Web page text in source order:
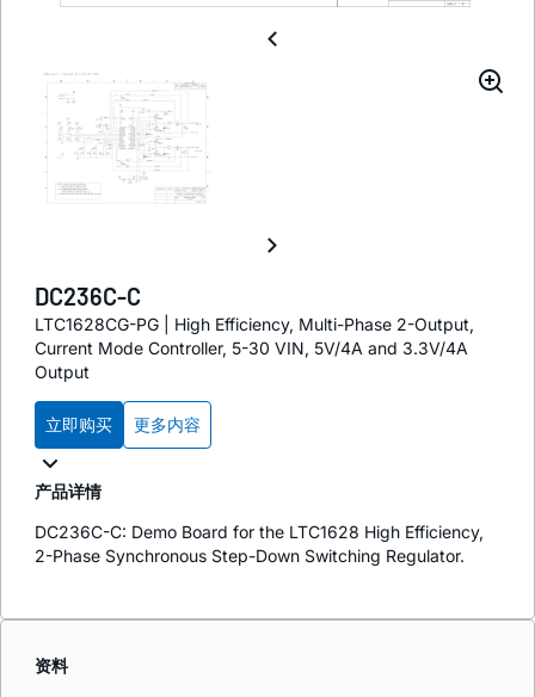
DC236C-C
LTC1628CG-PG | High Efficiency, Multi-Phase 2-Output,
Current Mode Controller, 5-30 VIN, 5V/4A and 3.3V/4A
Output
立即购买 更多内容
产品详情
DC236C-C: Demo Board for the LTC1628 High Efficiency,
2-Phase Synchronous Step-Down Switching Regulator.
资料